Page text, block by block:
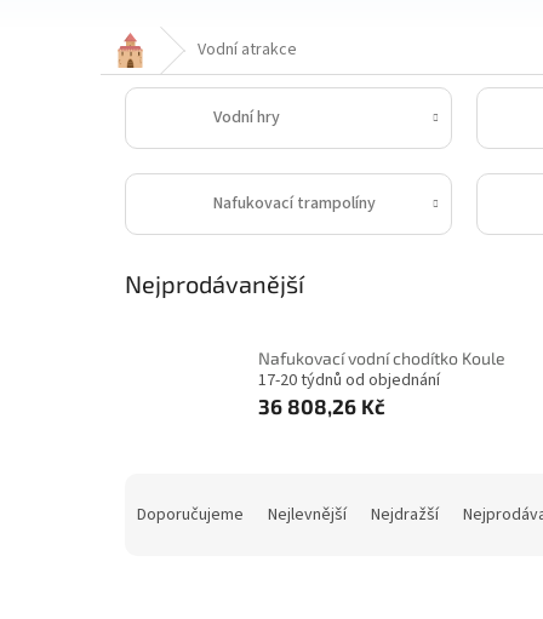
Domů Vodní atrakce
Vodní hry
Nafukovací trampolíny
Nejprodávanější
Nafukovací vodní chodítko Koule
17-20 týdnů od objednání
36 808,26 Kč
Doporučujeme Nejlevnější Nejdražší